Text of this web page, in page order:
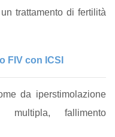
trattamento di fertilità
FIV con ICSI
da iperstimolazione
multipla, fallimento